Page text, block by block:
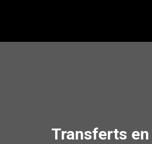
Transferts